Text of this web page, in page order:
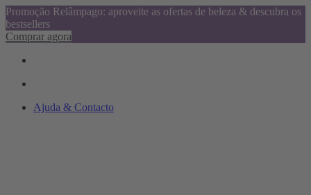
Promoção Relâmpago: aproveite as ofertas de beleza & descubra os
bestsellers
Comprar agora
Ajuda & Contacto